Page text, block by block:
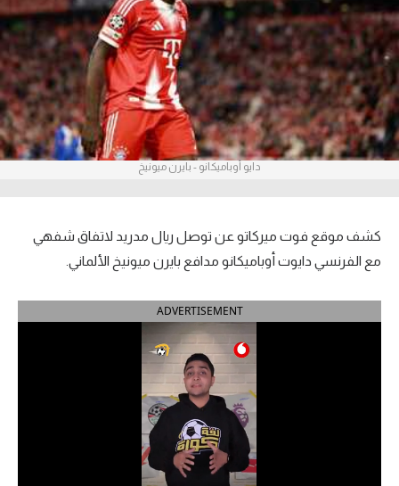
آراء حرة
ركن الألعاب
بطولات
أمريكا 2026
الدوري الإنجليزي الممتاز
الدوري الإسباني
الدوري السعودي للمحترفين
دايو أوباميكانو - بايرن ميونيخ
كشف موقع فوت ميركاتو عن توصل ريال مدريد لاتفاق شفهي
مع الفرنسي دايوت أوباميكانو مدافع بايرن ميونيخ الألماني.
ADVERTISEMENT